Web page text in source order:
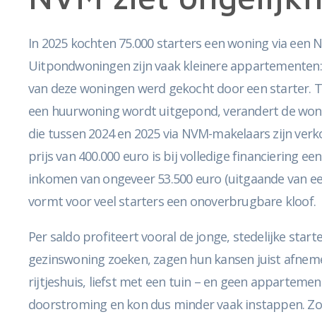
In 2025 kochten 75.000 starters een woning via
Uitpondwoningen zijn vaak kleinere
van deze woningen werd gekocht door een starter.
een huurwoning wordt uitgepond, verandert de
die tussen 2024 en 2025 via NVM-makelaars zijn
prijs van 400.000 euro is bij volledige financiering
inkomen van ongeveer 53.500 euro (uitgaande van
vormt voor veel starters een onoverbrugbare kloof.
Per saldo profiteert vooral de jonge, stedelijke
gezinswoning zoeken, zagen hun kansen juist
rijtjeshuis, liefst met een tuin – en geen
doorstroming en kon dus minder vaak instappen.